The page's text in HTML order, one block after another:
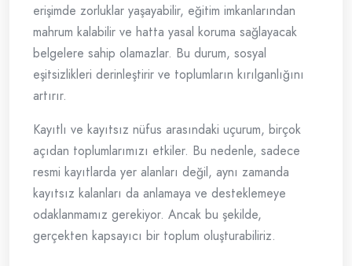
erişimde zorluklar yaşayabilir, eğitim imkanlarından
mahrum kalabilir ve hatta yasal koruma sağlayacak
belgelere sahip olamazlar. Bu durum, sosyal
eşitsizlikleri derinleştirir ve toplumların kırılganlığını
artırır.
Kayıtlı ve kayıtsız nüfus arasındaki uçurum, birçok
açıdan toplumlarımızı etkiler. Bu nedenle, sadece
resmi kayıtlarda yer alanları değil, aynı zamanda
kayıtsız kalanları da anlamaya ve desteklemeye
odaklanmamız gerekiyor. Ancak bu şekilde,
gerçekten kapsayıcı bir toplum oluşturabiliriz.